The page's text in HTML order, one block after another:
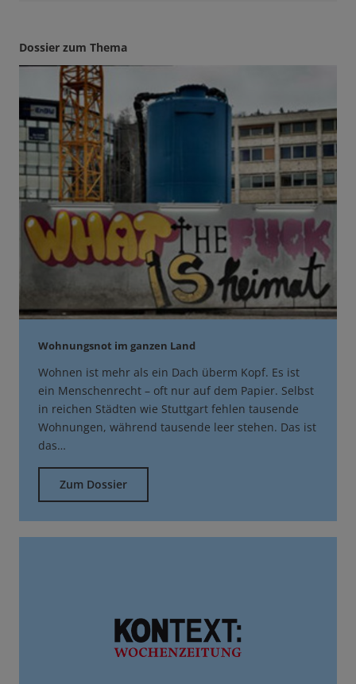
Dossier zum Thema
Wohnungsnot im ganzen Land
Wohnen ist mehr als ein Dach überm Kopf. Es ist
ein Menschenrecht – oft nur auf dem Papier. Selbst
in reichen Städten wie Stuttgart fehlen tausende
Wohnungen, während tausende leer stehen. Das ist
das…
Zum Dossier